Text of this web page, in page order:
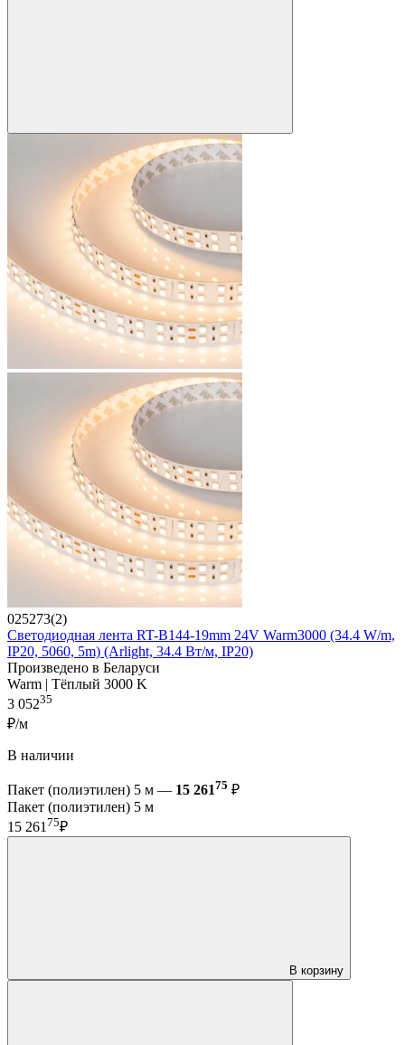
025273(2)
Светодиодная лента RT-B144-19mm 24V Warm3000 (34.4 W/m,
IP20, 5060, 5m) (Arlight, 34.4 Вт/м, IP20)
Произведено в Беларуси
Warm | Тёплый 3000 K
3 05235
₽/м
В наличии
Пакет (полиэтилен) 5 м — 15 26175 ₽
Пакет (полиэтилен) 5 м
15 26175₽
В корзину